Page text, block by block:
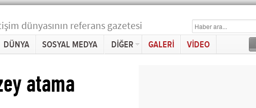
dünyasının referans gazetesi
DÜNYA SOSYAL MEDYA DİĞER GALERİ VİDEO
atama